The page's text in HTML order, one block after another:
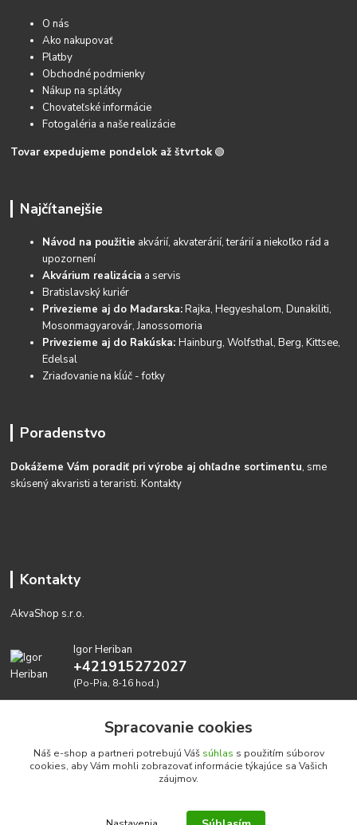
O nás
Ako nakupovať
Platby
Obchodné podmienky
Nákup na splátky
Chovateľské informácie
Fotogaléria a naše realizácie
Tovar expedujeme pondelok až štvrtok 🟢
Najčítanejšie
Návod na použitie akvárií, akvaterárií, terárií a niekoľko rád a
upozornení
Akvárium realizácia a servis
Bratislavský kuriér
Privezieme aj do Maďarska:Rajka, Hegyeshalom, Dunakiliti,
Mosonmagyarovár, Janossomoria
Privezieme aj do Rakúska:Hainburg, Wolfsthal, Berg, Kittsee,
Edelsal
Zriaďovanie na kĺúč - fotky
Poradenstvo
Dokážeme Vám poradiť pri výrobe aj ohľadne sortimentu, sme
skúsený akvaristi a teraristi.Kontakty
Kontakty
AkvaShop s.r.o.
Igor Heriban
+421915272027
(Po-Pia, 8-16 hod.)
Spracovanie cookies
Náš e-shop a partneri potrebujú Váš súhlas s použitím súborov
cookies, aby Vám mohli zobrazovať informácie týkajúce sa Vašich
záujmov.